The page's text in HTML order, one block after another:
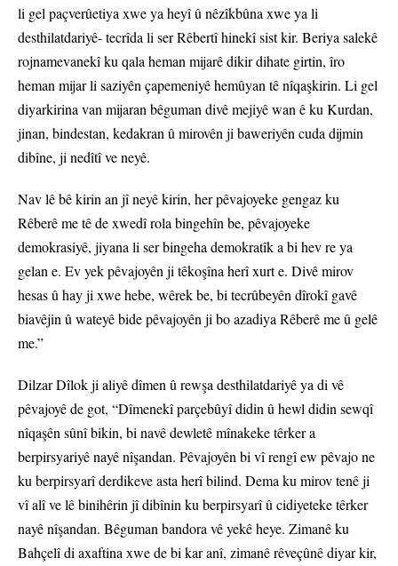
li gel paçverûetiya xwe ya heyî û nêzîkbûna xwe ya li
desthilatdariyê- tecrîda li ser Rêbertî hinekî sist kir. Beriya salekê
rojnamevanekî ku qala heman mijarê dikir dihate girtin, îro
heman mijar li saziyên çapemeniyê hemûyan tê nîqaşkirin. Li gel
diyarkirina van mijaran bêguman divê mejiyê wan ê ku Kurdan,
jinan, bindestan, kedakran û mirovên ji baweriyên cuda dijmin
dibîne, ji nedîtî ve neyê.
Nav lê bê kirin an jî neyê kirin, her pêvajoyeke gengaz ku
Rêberê me tê de xwedî rola bingehîn be, pêvajoyeke
demokrasiyê, jiyana li ser bingeha demokratîk a bi hev re ya
gelan e. Ev yek pêvajoyên ji têkoşîna herî xurt e. Divê mirov
hesas û hay ji xwe hebe, wêrek be, bi tecrûbeyên dîrokî gavê
biavêjin û wateyê bide pêvajoyên ji bo azadiya Rêberê me û gelê
me.”
Dilzar Dîlok ji aliyê dîmen û rewşa desthilatdariyê ya di vê
pêvajoyê de got, “Dîmenekî parçebûyî didin û hewl didin sewqî
nîqaşên sûnî bikin, bi navê dewletê mînakeke têrker a
berpirsyariyê nayê nîşandan. Pêvajoyên bi vî rengî ew pêvajo ne
ku berpirsyarî derdikeve asta herî bilind. Dema ku mirov tenê ji
vî alî ve lê binihêrin jî dibînin ku berpirsyarî û cidiyeteke têrker
nayê nîşandan. Bêguman bandora vê yekê heye. Zimanê ku
Bahçelî di axaftina xwe de bi kar anî, zimanê rêveçûnê diyar kir,